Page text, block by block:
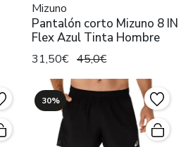
Mizuno
Pantalón corto Mizuno 8 IN
Flex Azul Tinta Hombre
31,50€ 45,0€
30%